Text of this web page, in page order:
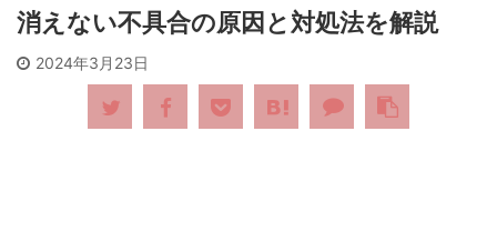
消えない不具合の原因と対処法を解説
2024年3月23日